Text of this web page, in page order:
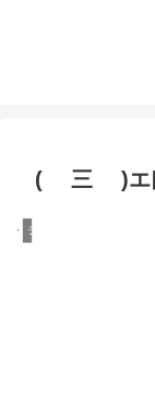
( 三 )エ口
デマ